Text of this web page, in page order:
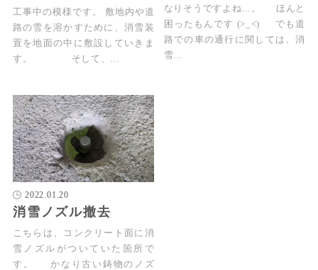
工事中の模様です。 敷地内や道
路の雪を溶かすために、消雪装
置を地面の中に敷設していきま
す。 そして、…
なりそうですよね…。 ほんと
困ったもんです (>_<) でも道
路での車の通行に関しては、消
雪…
2022.01.20
消雪ノズル撤去
こちらは、コンクリート面に消
雪ノズルがついていた箇所で
す。 かなり古い鋳物のノズ